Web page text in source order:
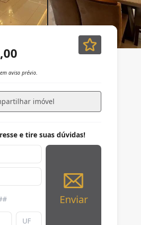
aviso prévio.
imóvel
e tire suas dúvidas!
Enviar